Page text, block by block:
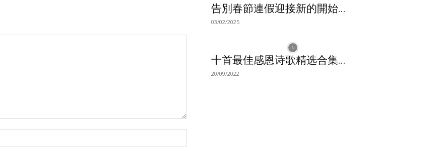
告別春節連假迎接新的開始...
03/02/2025
十首最佳感恩诗歌精选合集...
20/09/2022